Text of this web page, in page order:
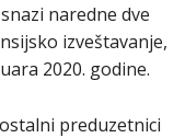
naredne dve
izveštavanje,
2020. godine.
preduzetnici